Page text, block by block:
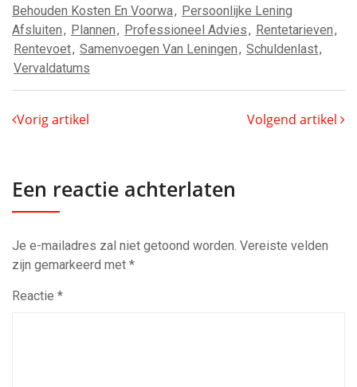
Behouden Kosten En Voorwa, Persoonlijke Lening
Afsluiten, Plannen, Professioneel Advies, Rentetarieven,
Rentevoet, Samenvoegen Van Leningen, Schuldenlast,
Vervaldatums
Vorig artikel Volgend artikel
Een reactie achterlaten
Je e-mailadres zal niet getoond worden. Vereiste velden
zijn gemarkeerd met *
Reactie *